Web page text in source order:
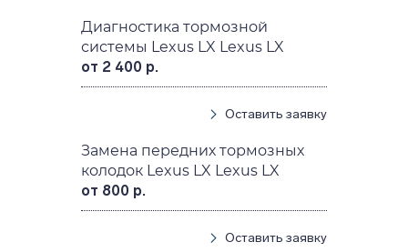
Диагностика тормозной
системы Lexus LX Lexus LX
от 2 400 р.
Оставить заявку
Замена передних тормозных
колодок Lexus LX Lexus LX
от 800 р.
Оставить заявку